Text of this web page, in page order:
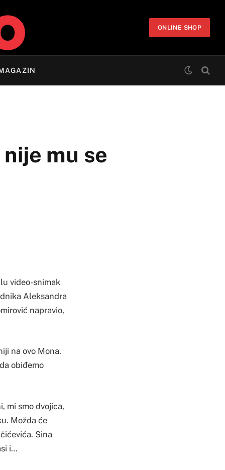
ONLINE SHOP
mu se
video-snimak
Aleksandra
napravio,
na ovo Mona.
obiđemo
mi smo dvojica,
Možda će
Sina
i…